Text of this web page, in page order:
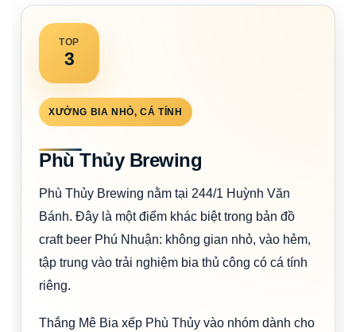
TOP
3
XƯỞNG BIA NHỎ, CÁ TÍNH
Phù Thủy Brewing
Phù Thủy Brewing nằm tại 244/1 Huỳnh Văn
Bánh. Đây là một điểm khác biệt trong bản đồ
craft beer Phú Nhuận: không gian nhỏ, vào hẻm,
tập trung vào trải nghiệm bia thủ công có cá tính
riêng.
Thắng Mê Bia xếp Phù Thủy vào nhóm dành cho